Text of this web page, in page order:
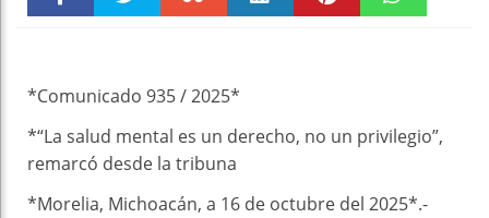
*Comunicado 935 / 2025*
*“La salud mental es un derecho, no un privilegio”,
remarcó desde la tribuna
*Morelia, Michoacán, a 16 de octubre del 2025*.-